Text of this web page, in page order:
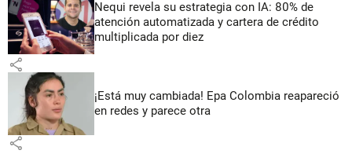
Nequi revela su estrategia con IA: 80% de
atención automatizada y cartera de crédito
multiplicada por diez
share
¡Está muy cambiada! Epa Colombia reapareció
en redes y parece otra
share